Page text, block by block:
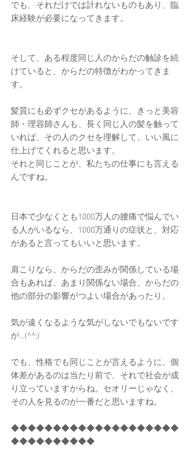
でも、それだけでは計れないものもあり、臨
床経験が必要になってきます。
そして、ある程度同じ人のからだの触診を続
けていると、からだの特徴がわかってきま
す。
髪質にも必ずクセがあるように、きっと美容
師・理容師さんも、長く同じ人の髪を触って
いれば、その人のクセを理解して、いい風に
仕上げてくれると思います。
それと同じことが、私たちの仕事にも言える
んですね。
日本で少なくとも1000万人の腰痛で悩んでい
る人がいるなら、1000万通りの症状と、対応
があると言ってもいいと思います。
肩こりなら、からだの歪みが関係している場
合もあれば、あまり関係ない場合、からだの
他の部分の影響がつよい場合があったり。
気が遠くなるような気がしないでもないです
が…(^^;)
でも、性格でも同じことが言えるように、個
体差があるのは当たり前で、それで社会が成
り立っていますからね。セオリーじゃなく、
その人を見るのが一番だと思いますね。
◆◆◆◆◆◆◆◆◆◆◆◆◆◆◆◆◆◆◆◆
◆◆◆◆◆◆◆◆◆◆